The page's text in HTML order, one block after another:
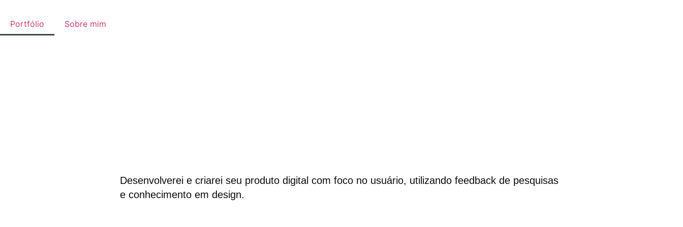
Portfólio Sobre mim
Desenvolverei e criarei seu produto digital com foco no usuário, utilizando feedback de pesquisas
e conhecimento em design.